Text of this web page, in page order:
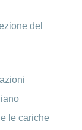
del
le cariche